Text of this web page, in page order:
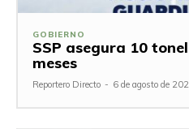
GOBIERNO
SSP asegura 10
meses
Reportero Directo - 6 de agosto de